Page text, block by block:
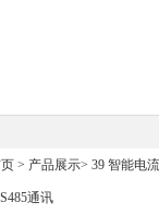
> 产品展示> 39 智能电
通讯